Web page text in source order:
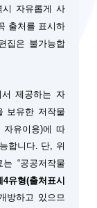
시 자유롭게 사
출처를 표시하
집은 불가능합
서 제공하는 자
보유한 저작물
자유이용)에 따
합니다. 단, 위
“공공저작물
형(출처표시
방하고 있으므